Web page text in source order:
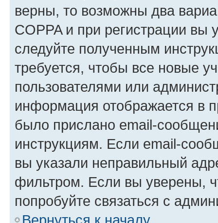
верны, то возможны два
COPPA и при регистрации вы
следуйте полученным
требуется, чтобы все новые
пользователями или
информация отображается в
было прислано email-
инструкциям. Если email-
вы указали неправильный
фильтром. Если вы уверены,
попробуйте связаться с
Вернуться к началу